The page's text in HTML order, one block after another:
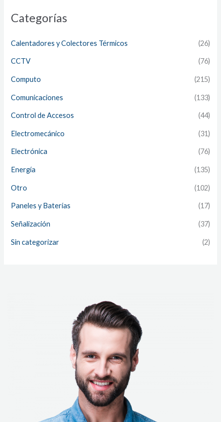
Categorías
Calentadores y Colectores Térmicos (26)
CCTV (76)
Computo (215)
Comunicaciones (133)
Control de Accesos (44)
Electromecánico (31)
Electrónica (76)
Energía (135)
Otro (102)
Paneles y Baterías (17)
Señalización (37)
Sin categorizar (2)